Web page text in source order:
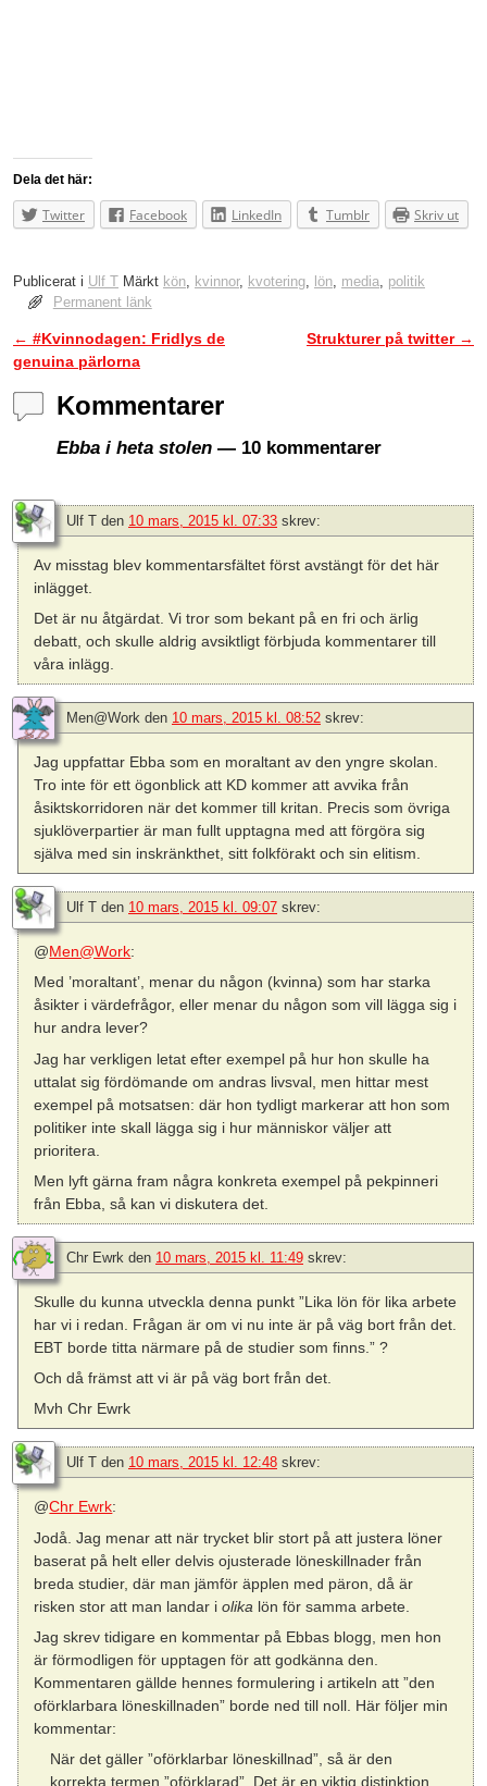
Dela det här:
Twitter Facebook LinkedIn Tumblr Skriv ut
Publicerat i Ulf T Märkt kön, kvinnor, kvotering, lön, media, politik
Permanent länk
Inläggsnavigering
← #Kvinnodagen: Fridlys de
genuina pärlorna
Strukturer på twitter →
Kommentarer
Ebba i heta stolen — 10 kommentarer
Ulf T den 10 mars, 2015 kl. 07:33 skrev:
Av misstag blev kommentarsfältet först avstängt för det här
inlägget.
Det är nu åtgärdat. Vi tror som bekant på en fri och ärlig
debatt, och skulle aldrig avsiktligt förbjuda kommentarer till
våra inlägg.
Men@Work den 10 mars, 2015 kl. 08:52 skrev:
Jag uppfattar Ebba som en moraltant av den yngre skolan.
Tro inte för ett ögonblick att KD kommer att avvika från
åsiktskorridoren när det kommer till kritan. Precis som övriga
sjuklöverpartier är man fullt upptagna med att förgöra sig
själva med sin inskränkthet, sitt folkförakt och sin elitism.
Ulf T den 10 mars, 2015 kl. 09:07 skrev:
@Men@Work:
Med ’moraltant’, menar du någon (kvinna) som har starka
åsikter i värdefrågor, eller menar du någon som vill lägga sig i
hur andra lever?
Jag har verkligen letat efter exempel på hur hon skulle ha
uttalat sig fördömande om andras livsval, men hittar mest
exempel på motsatsen: där hon tydligt markerar att hon som
politiker inte skall lägga sig i hur människor väljer att
prioritera.
Men lyft gärna fram några konkreta exempel på pekpinneri
från Ebba, så kan vi diskutera det.
Chr Ewrk den 10 mars, 2015 kl. 11:49 skrev:
Skulle du kunna utveckla denna punkt ”Lika lön för lika arbete
har vi i redan. Frågan är om vi nu inte är på väg bort från det.
EBT borde titta närmare på de studier som finns.” ?
Och då främst att vi är på väg bort från det.
Mvh Chr Ewrk
Ulf T den 10 mars, 2015 kl. 12:48 skrev:
@Chr Ewrk:
Jodå. Jag menar att när trycket blir stort på att justera löner
baserat på helt eller delvis ojusterade löneskillnader från
breda studier, där man jämför äpplen med päron, då är
risken stor att man landar iolika lön för samma arbete.
Jag skrev tidigare en kommentar på Ebbas blogg, men hon
är förmodligen för upptagen för att godkänna den.
Kommentaren gällde hennes formulering i artikeln att ”den
oförklarbara löneskillnaden” borde ned till noll. Här följer min
kommentar:
När det gäller ”oförklarbar löneskillnad”, så är den
korrekta termen ”oförklarad”. Det är en viktig distinktion,